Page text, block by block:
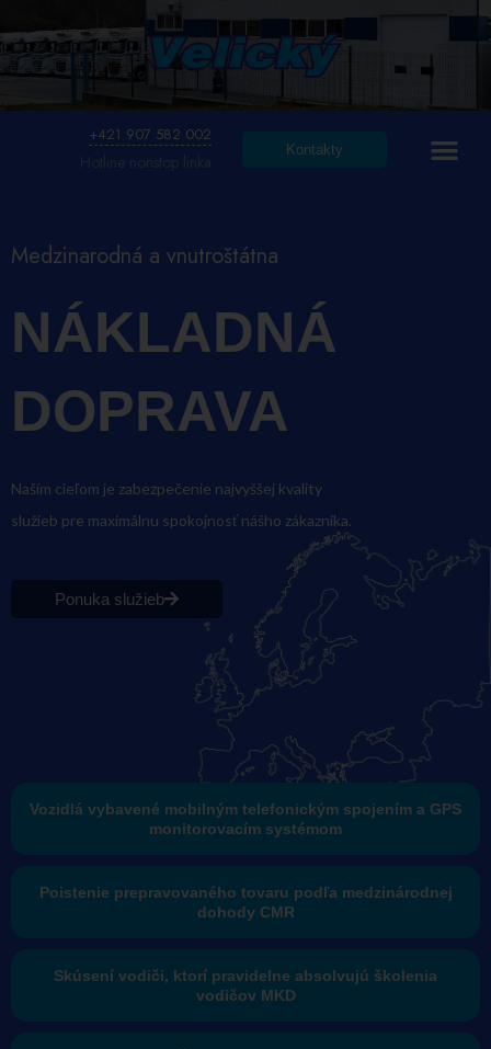
na
obsah
Kontakty
+421 907 582 002
Medzinarodná a vnutroštátna
NÁKLADNÁ
DOPRAVA
Naším cieľom je zabezpečenie najvyššej kvality
služieb pre maximálnu spokojnosť nášho zákazníka.
Ponuka služieb
Vozidlá vybavené mobilným telefonickým spojením a GPS
monitorovacím systémom
Poistenie prepravovaného tovaru podľa medzinárodnej
dohody CMR
Skúsení vodiči, ktorí pravidelne absolvujú školenia
vodičov MKD